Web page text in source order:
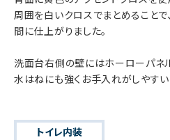
周囲を白いクロスでまとめること
間に仕上がりました。
洗面台右側の壁にはホーローパネ
水はねにも強くお手入れがしやすい
トイレ内装